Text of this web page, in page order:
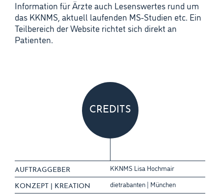
Information für Ärzte auch Lesenswertes rund um
das KKNMS, aktuell laufenden MS-Studien etc. Ein
Teilbereich der Website richtet sich direkt an
Patienten.
CREDITS
AUFTRAGGEBER KKNMS Lisa Hochmair
KONZEPT | KREATION dietrabanten | München